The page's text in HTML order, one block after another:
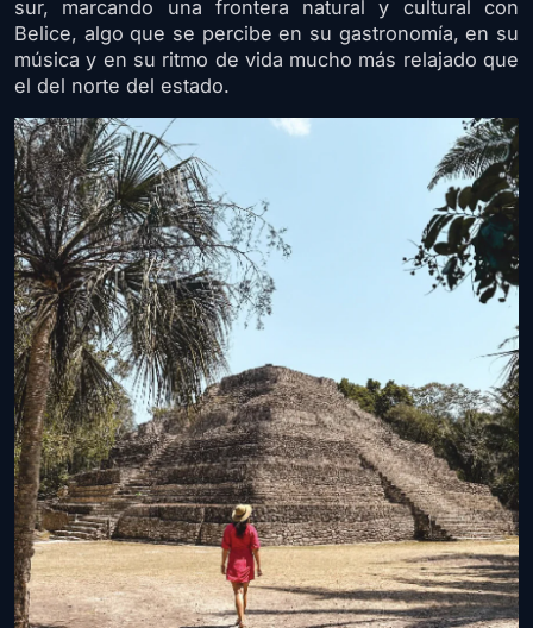
sur, marcando una frontera natural y cultural con
Belice, algo que se percibe en su gastronomía, en su
música y en su ritmo de vida mucho más relajado que
el del norte del estado.